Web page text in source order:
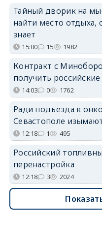
Тайный дворик на
найти место отдыха,
знает
15:00 15 1982
Контракт с
получить
14:03 0 1762
Ради подъезда к
Севастополе
12:18 1 495
Российский
перенастройка
12:18 3 2024